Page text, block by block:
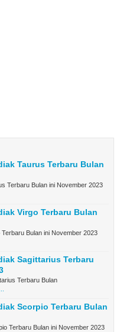
Taurus Terbaru Bulan
Terbaru Bulan ini November 2023
Virgo Terbaru Bulan
Bulan ini November 2023
Sagittarius Terbaru
Terbaru Bulan
Scorpio Terbaru Bulan
Terbaru Bulan ini November 2023